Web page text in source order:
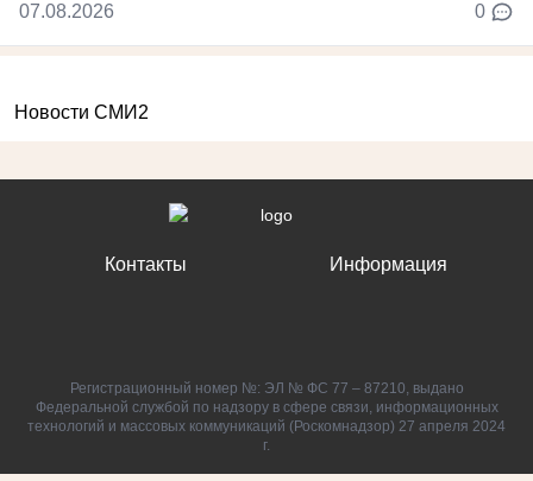
07.08.2026 0
Новости СМИ2
Контакты Информация
Регистрационный номер №: ЭЛ № ФС 77 – 87210, выдано
Федеральной службой по надзору в сфере связи, информационных
технологий и массовых коммуникаций (Роскомнадзор) 27 апреля 2024
г.